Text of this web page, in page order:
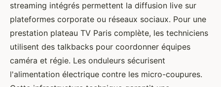
streaming intégrés permettent la diffusion live sur
plateformes corporate ou réseaux sociaux. Pour une
prestation plateau TV Paris complète, les techniciens
utilisent des talkbacks pour coordonner équipes
caméra et régie. Les onduleurs sécurisent
l'alimentation électrique contre les micro-coupures.